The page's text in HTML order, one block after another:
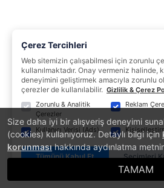
Size daha iyi bir alışveriş deneyimi
(cookies) kullanıyoruz. Detaylı bilgi için
korunmasıhakkında aydınlatma
TAMAM
Çerez Tercihleri
Web sitemizin çalışabilmesi için zorunlu
kullanılmaktadır. Onay vermeniz halinde,
deneyimini geliştirmek amacıyla zorunlu
çerezler de kullanılabilir. Gizlilik & Çerez
Zorunlu & Analitik
Çerezler
Reklam
Kullanıcı Verisi (Ads)
Tümünü Kabul Et Seçimleri